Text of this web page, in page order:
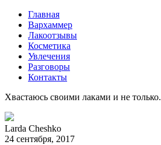
Главная
Вархаммер
Лакоотзывы
Косметика
Увлечения
Разговоры
Контакты
Хвастаюсь своими лаками и не только.
Larda Cheshko
24 сентября, 2017